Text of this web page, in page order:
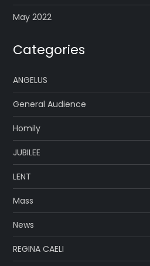
May 2022
Categories
ANGELUS
General Audience
Homily
JUBILEE
LENT
Mass
News
REGINA CAELI